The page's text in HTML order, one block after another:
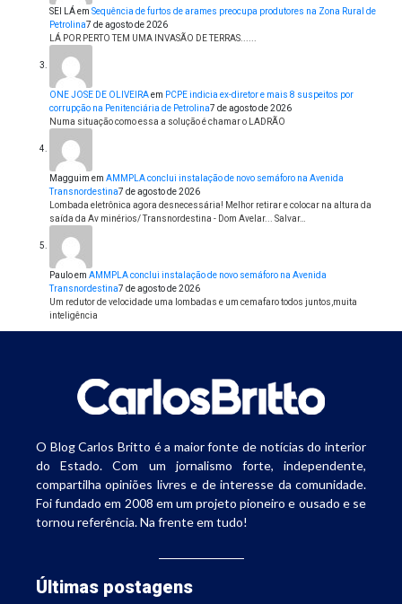
SEI LÁem Sequência de furtos de arames preocupa produtores na Zona Rural de
Petrolina7 de agosto de 2026
LÁ POR PERTO TEM UMA INVASÃO DE TERRAS......
ONE JOSE DE OLIVEIRAem PCPE indicia ex-diretor e mais 8 suspeitos por
corrupção na Penitenciária de Petrolina7 de agosto de 2026
Numa situação como essa a solução é chamar o LADRÃO
Magguim em AMMPLA conclui instalação de novo semáforo na Avenida
Transnordestina7 de agosto de 2026
Lombada eletrônica agora desnecessária! Melhor retirar e colocar na altura da
saída da Av minérios/ Transnordestina - Dom Avelar... Salvar…
Pauloem AMMPLA conclui instalação de novo semáforo na Avenida
Transnordestina7 de agosto de 2026
Um redutor de velocidade uma lombadas e um cemafaro todos juntos,muita
inteligência
O Blog Carlos Britto é a maior fonte de notícias do interior
do Estado. Com um jornalismo forte, independente,
compartilha opiniões livres e de interesse da comunidade.
Foi fundado em 2008 em um projeto pioneiro e ousado e se
tornou referência. Na frente em tudo!
Últimas postagens